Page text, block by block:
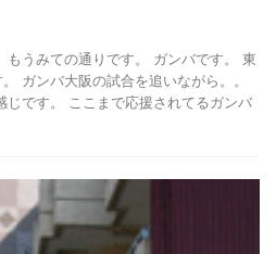
うみての通りです。 ガンバです。 東
ガンバ大阪の試合を追いながら。。
じです。 ここまで応援されてるガンバ